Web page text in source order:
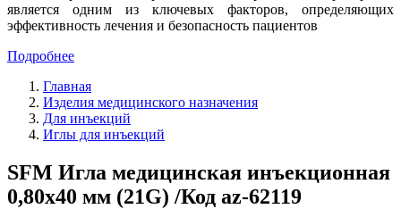
является одним из ключевых факторов, определяющих
эффективность лечения и безопасность пациентов
Подробнее
Главная
Изделия медицинского назначения
Для инъекций
Иглы для инъекций
SFM Игла медицинская инъекционная
0,80х40 мм (21G) /Код az-62119